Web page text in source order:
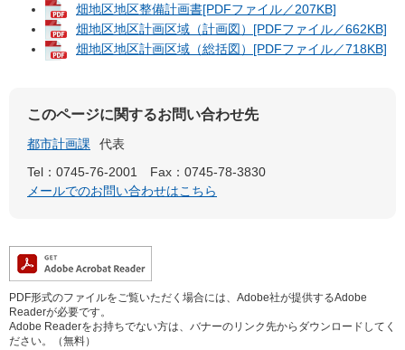
畑地区地区整備計画書[PDFファイル／207KB]
畑地区地区計画区域（計画図）[PDFファイル／662KB]
畑地区地区計画区域（総括図）[PDFファイル／718KB]
このページに関するお問い合わせ先
都市計画課
代表
Tel：0745-76-2001
Fax：0745-78-3830
メールでのお問い合わせはこちら
PDF形式のファイルをご覧いただく場合には、Adobe社が提供するAdobe
Readerが必要です。
Adobe Readerをお持ちでない方は、バナーのリンク先からダウンロードしてく
ださい。（無料）